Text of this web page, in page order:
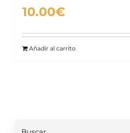
10.00€
Añadir al carrito